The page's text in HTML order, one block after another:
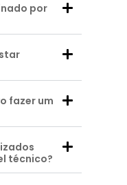
por
fazer um
técnico?